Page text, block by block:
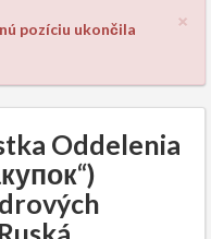
×
pozíciu ukončila
Oddelenia